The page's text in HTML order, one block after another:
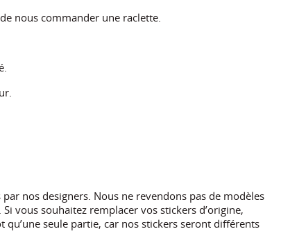
nous commander une raclette.
nos designers. Nous ne revendons pas de modèles
vous souhaitez remplacer vos stickers d’origine,
seule partie, car nos stickers seront différents